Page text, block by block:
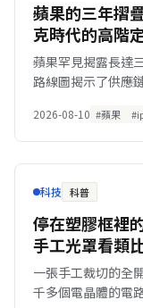
蘋果的三年摺
克時代的高階
蘋果罕見揭露長達
路線圖揭示了供應
2026-08-10 #蘋果
科技 科普
停在塑膠框裡
手工光罩看類
一張手工裁切的全
千多個電晶體的電